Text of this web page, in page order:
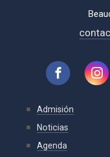
Admisión
Noticias
Agenda